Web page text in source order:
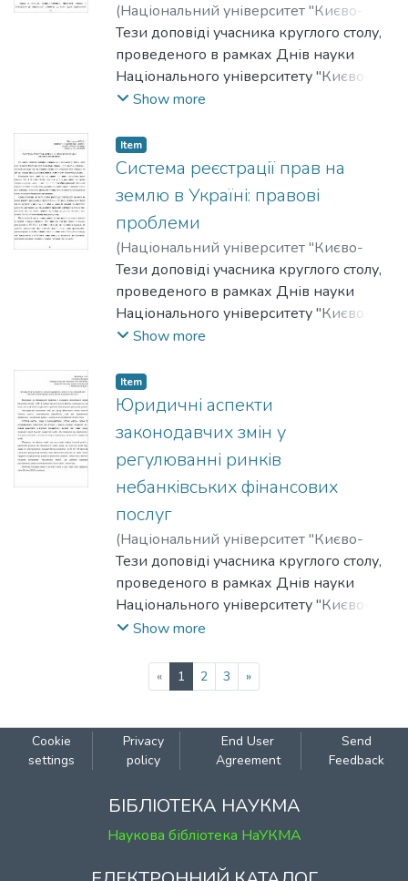
(Національний університет "Києво-
Могилянська академія" ,2012)Пірогова,
А.
Тези доповіді учасника круглого столу,
проведеного в рамках Днів науки
Національного університету "Києво-
Могилянська академія" на факультеті
Show more
Item
Система реєстрації прав на
землю в Україні: правові
проблеми
(Національний університет "Києво-
Могилянська академія" ,2012)
Поліводський, Олександр
Тези доповіді учасника круглого столу,
проведеного в рамках Днів науки
Національного університету "Києво-
Могилянська академія" на факультеті
Show more
Item
Юридичні аспекти
законодавчих змін у
регулюванні ринків
небанківських фінансових
послуг
(Національний університет "Києво-
Могилянська академія" ,2012)
Приянчук, Ігор
Тези доповіді учасника круглого столу,
проведеного в рамках Днів науки
Національного університету "Києво-
Могилянська академія" на факультеті
Show more
« 1 (current)
2 3 »
Cookie
settings
Privacy
policy
End User
Agreement
Send
Feedback
БІБЛІОТЕКА НАУКМА
Наукова бібліотека НаУКМА